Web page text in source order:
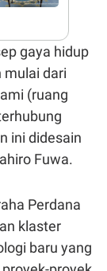
gaya hidup
mulai dari
(ruang
ini didesain
Fuwa.
Perdana
klaster
baru yang